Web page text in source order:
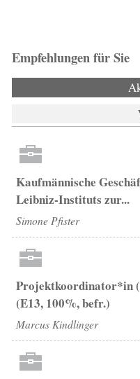
Empfehlungen für Sie
Kaufmännische
Leibniz-Instituts zur...
Simone Pfister
Projektkoordinator*in
(E13, 100%, befr.)
Marcus Kindlinger